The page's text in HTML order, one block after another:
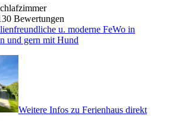
Bewertungen
u. moderne FeWo in
und gern mit Hund
Weitere Infos zu Ferienhaus direkt